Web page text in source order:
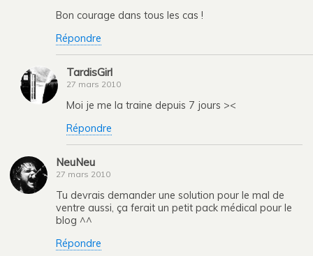
Bon courage dans tous les cas !
Répondre
TardisGirl
27 mars 2010
Moi je me la traine depuis 7 jours ><
Répondre
NeuNeu
27 mars 2010
Tu devrais demander une solution pour le mal de
ventre aussi, ça ferait un petit pack médical pour le
blog ^^
Répondre